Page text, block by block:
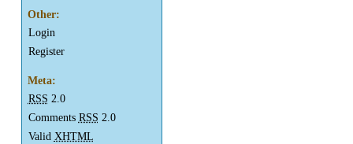
Other:
Login
Register
Meta:
RSS 2.0
Comments RSS 2.0
Valid XHTML